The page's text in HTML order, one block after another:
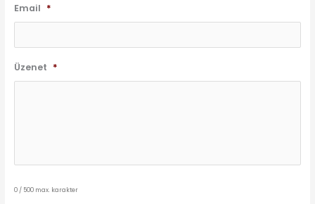
Email *
Üzenet *
0 / 500 max. karakter